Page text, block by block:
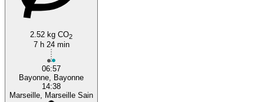
2.52 kg CO2
7 h 24 min
06:57
Bayonne, Bayonne
14:38
Marseille, Marseille Sain